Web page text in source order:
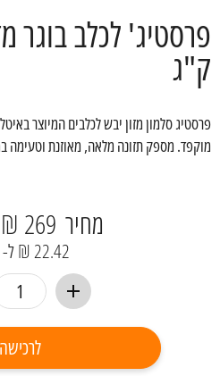
ק"ג
פרסטיג סלמון מזון יבש לכלבים המיוצר
מוקפד. מספק תזונה מלאה, מאוזנת וטעימה
מחיר 269 ₪
22.42 ₪ ל-1 ק"ג
לרכישה